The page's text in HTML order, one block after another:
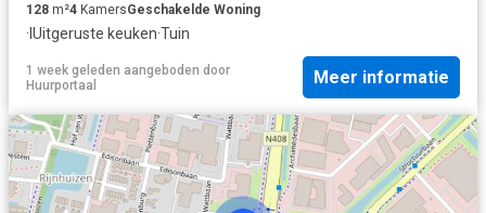
128 m²4 KamersGeschakelde Woning
· IUitgeruste keuken·Tuin
1 week geleden aangeboden door
Huurportaal
Meer informatie